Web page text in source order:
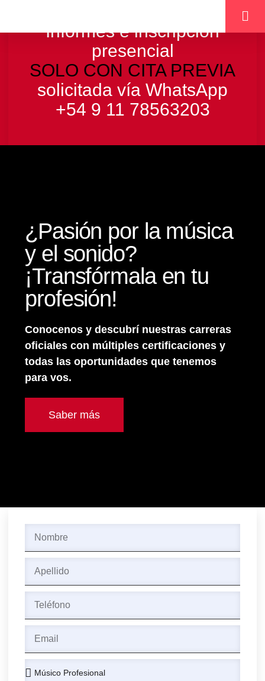
Informes e inscripción
presencial
SOLO CON CITA PREVIA
solicitada vía WhatsApp
+54 9 11 78563203
¿Pasión por la música
y el sonido?
¡Transfórmala en tu
profesión!
Conocenos y descubrí nuestras carreras
oficiales con múltiples certificaciones y
todas las oportunidades que tenemos
para vos.
Saber más